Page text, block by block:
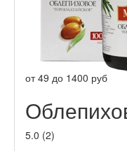
от49 до 1400 руб
5.0 (2)